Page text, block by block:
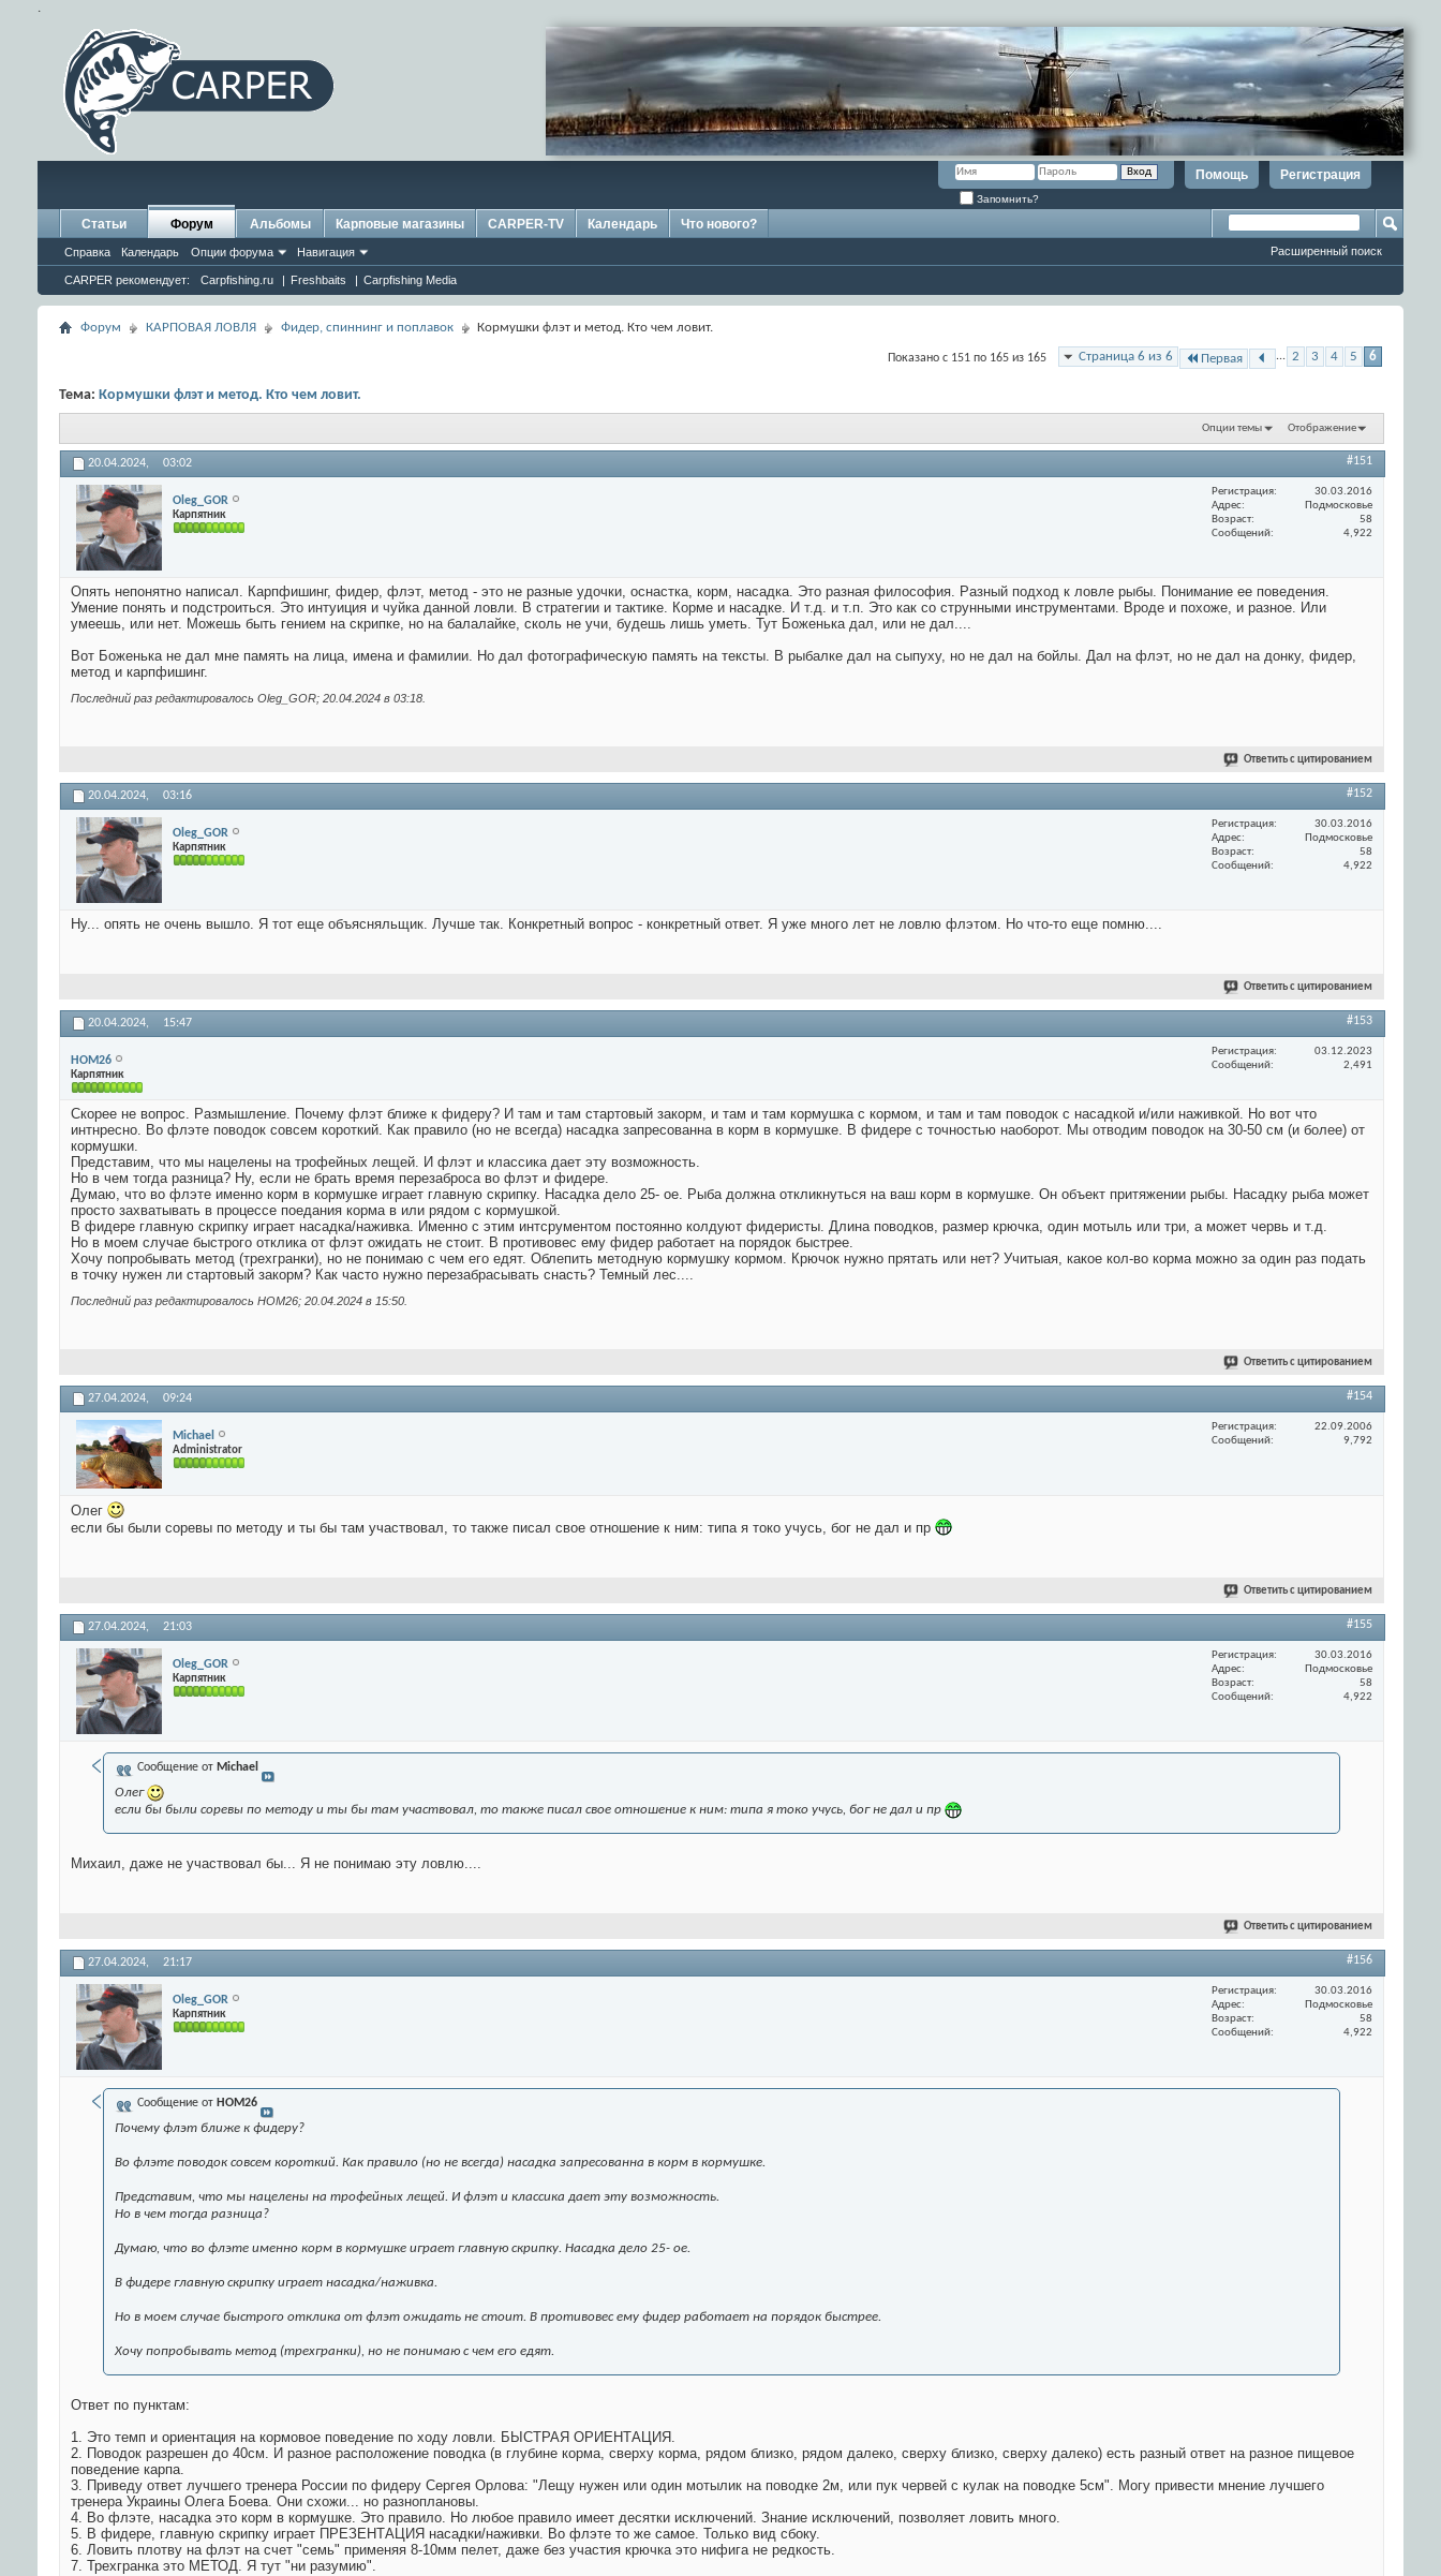
.
Регистрация
Помощь
Запомнить?
Статьи Форум
Справка Календарь Опции форума Навигация
CARPER рекомендует: Carpfishing.ru | Freshbaits | Carpfishing Media
Альбомы Карповые магазины CARPER-TV Календарь Что нового?
Расширенный поиск
Форум КАРПОВАЯ ЛОВЛЯ Фидер, спиннинг и поплавок Кормушки флэт и метод. Кто чем ловит.
Страница 6 из 6 Первая ... 2 3 4 5 6
Показано с 151 по 165 из 165
Тема: Кормушки флэт и метод. Кто чем ловит.
Опции темы Отображение
20.04.2024, 03:02 #151
Oleg_GOR
Карпятник
Регистрация
30.03.2016
Адрес
Подмосковье
Возраст
58
Сообщений
4,922
Опять непонятно написал. Карпфишинг, фидер, флэт, метод - это не разные удочки, оснастка, корм, насадка. Это разная философия. Разный подход к ловле рыбы. Понимание ее поведения.
Умение понять и подстроиться. Это интуиция и чуйка данной ловли. В стратегии и тактике. Корме и насадке. И т.д. и т.п. Это как со струнными инструментами. Вроде и похоже, и разное. Или
умеешь, или нет. Можешь быть гением на скрипке, но на балалайке, сколь не учи, будешь лишь уметь. Тут Боженька дал, или не дал....
Вот Боженька не дал мне память на лица, имена и фамилии. Но дал фотографическую память на тексты. В рыбалке дал на сыпуху, но не дал на бойлы. Дал на флэт, но не дал на донку, фидер,
метод и карпфишинг.
Последний раз редактировалось Oleg_GOR; 20.04.2024 в 03:18
Ответить с цитированием
20.04.2024, 03:16 #152
Oleg_GOR
Карпятник
Регистрация
30.03.2016
Адрес
Подмосковье
Возраст
58
Сообщений
4,922
Ну... опять не очень вышло. Я тот еще объясняльщик. Лучше так. Конкретный вопрос - конкретный ответ. Я уже много лет не ловлю флэтом. Но что-то еще помню....
Ответить с цитированием
20.04.2024, 15:47 #153
HOM26
Карпятник
Регистрация
03.12.2023
Сообщений
2,491
Скорее не вопрос. Размышление. Почему флэт ближе к фидеру? И там и там стартовый закорм, и там и там кормушка с кормом, и там и там поводок с насадкой и/или наживкой. Но вот что
интнресно. Во флэте поводок совсем короткий. Как правило (но не всегда) насадка запресованна в корм в кормушке. В фидере с точностью наоборот. Мы отводим поводок на 30-50 см (и более) от
кормушки.
Представим, что мы нацелены на трофейных лещей. И флэт и классика дает эту возможность.
Но в чем тогда разница? Ну, если не брать время перезаброса во флэт и фидере.
Думаю, что во флэте именно корм в кормушке играет главную скрипку. Насадка дело 25- ое. Рыба должна откликнуться на ваш корм в кормушке. Он объект притяжении рыбы. Насадку рыба может
просто захватывать в процессе поедания корма в или рядом с кормушкой.
В фидере главную скрипку играет насадка/наживка. Именно с этим интсрументом постоянно колдуют фидеристы. Длина поводков, размер крючка, один мотыль или три, а может червь и т.д.
Но в моем случае быстрого отклика от флэт ожидать не стоит. В противовес ему фидер работает на порядок быстрее.
Хочу попробывать метод (трехгранки), но не понимаю с чем его едят. Облепить методную кормушку кормом. Крючок нужно прятать или нет? Учитыая, какое кол-во корма можно за один раз подать
в точку нужен ли стартовый закорм? Как часто нужно перезабрасывать снасть? Темный лес....
Последний раз редактировалось HOM26; 20.04.2024 в 15:50
Ответить с цитированием
27.04.2024, 09:24 #154
Michael
Administrator
Регистрация
22.09.2006
Сообщений
9,792
Олег
если бы были соревы по методу и ты бы там участвовал, то также писал свое отношение к ним: типа я токо учусь, бог не дал и пр
Ответить с цитированием
27.04.2024, 21:03 #155
Oleg_GOR
Карпятник
Регистрация
30.03.2016
Адрес
Подмосковье
Возраст
58
Сообщений
4,922
Сообщение от Michael
Олег
если бы были соревы по методу и ты бы там участвовал, то также писал свое отношение к ним: типа я токо учусь, бог не дал и пр
Михаил, даже не участвовал бы... Я не понимаю эту ловлю....
Ответить с цитированием
27.04.2024, 21:17 #156
Oleg_GOR
Карпятник
Регистрация
30.03.2016
Адрес
Подмосковье
Возраст
58
Сообщений
4,922
Сообщение от HOM26
Почему флэт ближе к фидеру?
Во флэте поводок совсем короткий. Как правило (но не всегда) насадка запресованна в корм в кормушке.
Представим, что мы нацелены на трофейных лещей. И флэт и классика дает эту возможность.
Но в чем тогда разница?
Думаю, что во флэте именно корм в кормушке играет главную скрипку. Насадка дело 25- ое.
В фидере главную скрипку играет насадка/наживка.
Но в моем случае быстрого отклика от флэт ожидать не стоит. В противовес ему фидер работает на порядок быстрее.
Хочу попробывать метод (трехгранки), но не понимаю с чем его едят.
Ответ по пунктам:
1. Это темп и ориентация на кормовое поведение по ходу ловли. БЫСТРАЯ ОРИЕНТАЦИЯ.
2. Поводок разрешен до 40см. И разное расположение поводка (в глубине корма, сверху корма, рядом близко, рядом далеко, сверху близко, сверху далеко) есть разный ответ на разное пищевое
поведение карпа.
3. Приведу ответ лучшего тренера России по фидеру Сергея Орлова: "Лещу нужен или один мотылик на поводке 2м, или пук червей с кулак на поводке 5см". Могу привести мнение лучшего
тренера Украины Олега Боева. Они схожи... но разноплановы.
4. Во флэте, насадка это корм в кормушке. Это правило. Но любое правило имеет десятки исключений. Знание исключений, позволяет ловить много.
5. В фидере, главную скрипку играет ПРЕЗЕНТАЦИЯ насадки/наживки. Во флэте то же самое. Только вид сбоку.
6. Ловить плотву на флэт на счет "семь" применяя 8-10мм пелет, даже без участия крючка это нифига не редкость.
7. Трехгранка это МЕТОД. Я тут "ни разумию".